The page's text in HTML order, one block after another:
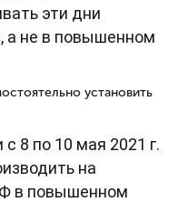
эти дни
а не в повышенном
установить
8 по 10 мая 2021 г.
на
в повышенном